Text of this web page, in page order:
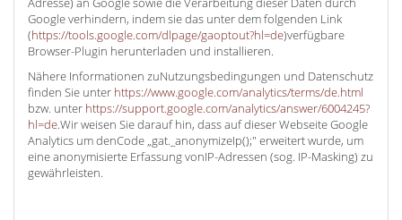
Google verhindern, indem sie das unter dem folgenden Link
(https://tools.google.com/dlpage/gaoptout?hl=de)verfügbare
Browser-Plugin herunterladen und installieren.
Nähere Informationen zuNutzungsbedingungen und Datenschutz
finden Sie unter https://www.google.com/analytics/terms/de.html
bzw. unter https://support.google.com/analytics/answer/6004245?
hl=de.Wir weisen Sie darauf hin, dass auf dieser Webseite Google
Analytics um denCode „gat._anonymizeIp();" erweitert wurde, um
eine anonymisierte Erfassung vonIP-Adressen (sog. IP-Masking) zu
gewährleisten.